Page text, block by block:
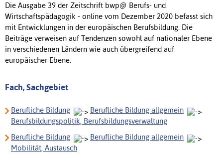
Die Ausgabe 39 der Zeitschrift bwp@ Berufs- und
Wirtschaftspädagogik - online vom Dezember 2020 befasst sich
mit Entwicklungen in der europäischen Berufsbildung. Die
Beiträge verweisen auf Tendenzen sowohl auf nationaler Ebene
in verschiedenen Ländern wie auch übergreifend auf
europäischer Ebene.
Fach, Sachgebiet
Berufliche Bildung
Berufliche Bildung allgemein
Berufsbildungspolitik, Berufsbildungsverwaltung
Berufliche Bildung
Berufliche Bildung allgemein
Mobilität, Austausch